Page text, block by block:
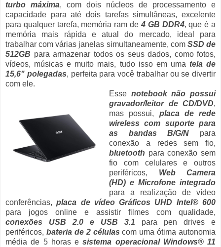
turbo máxima, com dois núcleos de processamento e
capacidade para até dois tarefas simultâneas, excelente
para qualquer tarefa, memória ram de4 GB DDR4, que é a
memória mais rápida e atual do mercado, ideal para
trabalhar com várias janelas simultaneamente, com SSD de
512GB para armazenar todos os seus dados, como fotos,
vídeos, músicas e muito mais, tudo isso em uma tela de
15,6" polegadas, perfeita para você trabalhar ou se divertir
com ele.
Esse notebook não possui
gravador/leitor de CD/DVD,
mas possui, placa de rede
wireless com suporte para
as bandas B/G/N para
conexão a redes sem fio,
bluetooth para conexão sem
fio com celulares e outros
periféricos, Web Camera
(HD) e Microfone integrado
para a realização de vídeo
conferências,placa de vídeo Gráficos UHD Intel® 600
para jogos online e assistir filmes com qualidade,
conexões USB 2.0 e USB 3.1 para pen drives e
periféricos, bateria de 2 células com uma ótima autonomia
média de 5 horas esistema operacional Windows® 11